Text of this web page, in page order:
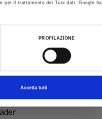
per il trattamento dei Tuoi dati. Google ha
PROFILAZIONE
Accetta tutti
PRICE